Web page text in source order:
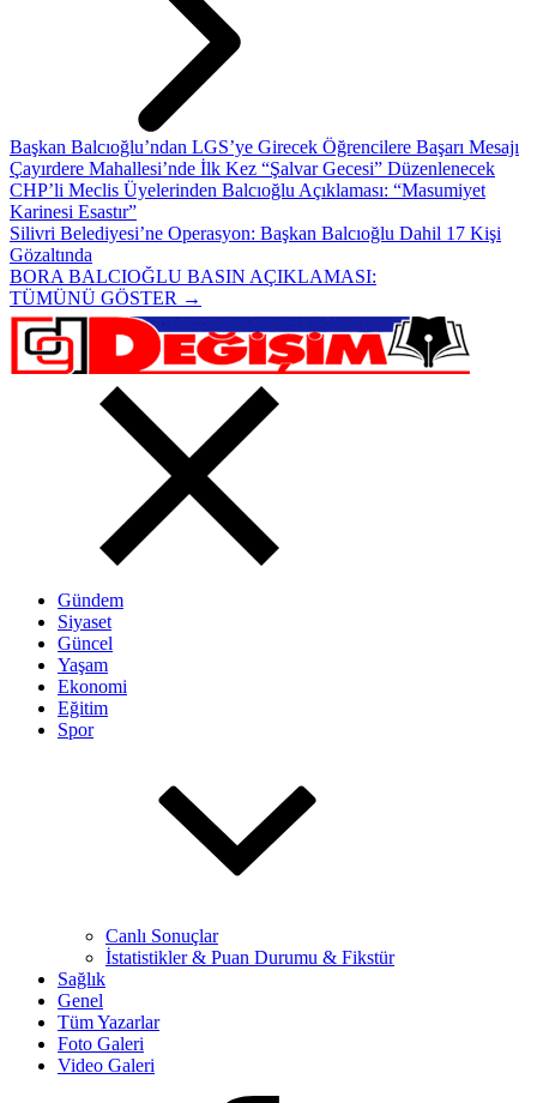
Başkan Balcıoğlu’ndan LGS’ye Girecek Öğrencilere Başarı Mesajı
Çayırdere Mahallesi’nde İlk Kez “Şalvar Gecesi” Düzenlenecek
CHP’li Meclis Üyelerinden Balcıoğlu Açıklaması: “Masumiyet
Karinesi Esastır”
Silivri Belediyesi’ne Operasyon: Başkan Balcıoğlu Dahil 17 Kişi
Gözaltında
BORA BALCIOĞLU BASIN AÇIKLAMASI:
TÜMÜNÜ GÖSTER →
Gündem
Siyaset
Güncel
Yaşam
Ekonomi
Eğitim
Spor
Canlı Sonuçlar
İstatistikler & Puan Durumu & Fikstür
Sağlık
Genel
Tüm Yazarlar
Foto Galeri
Video Galeri